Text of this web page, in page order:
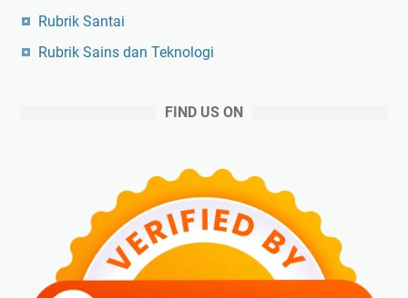
Rubrik Santai
Rubrik Sains dan Teknologi
FIND US ON